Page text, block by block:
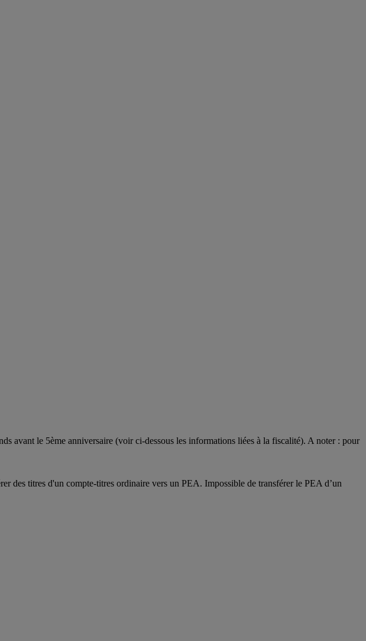
avant le 5ème anniversaire (voir ci-dessous les informations liées à la fiscalité). A noter : pour
des titres d'un compte-titres ordinaire vers un PEA. Impossible de transférer le PEA d’un